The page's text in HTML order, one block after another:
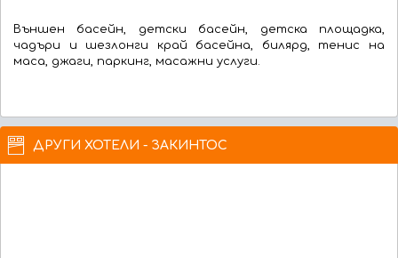
Външен басейн, детски басейн, детска площадка,
чадъри и шезлонги край басейна, билярд, тенис на
маса, джаги, паркинг, масажни услуги.
ДРУГИ ХОТЕЛИ - ЗАКИНТОС